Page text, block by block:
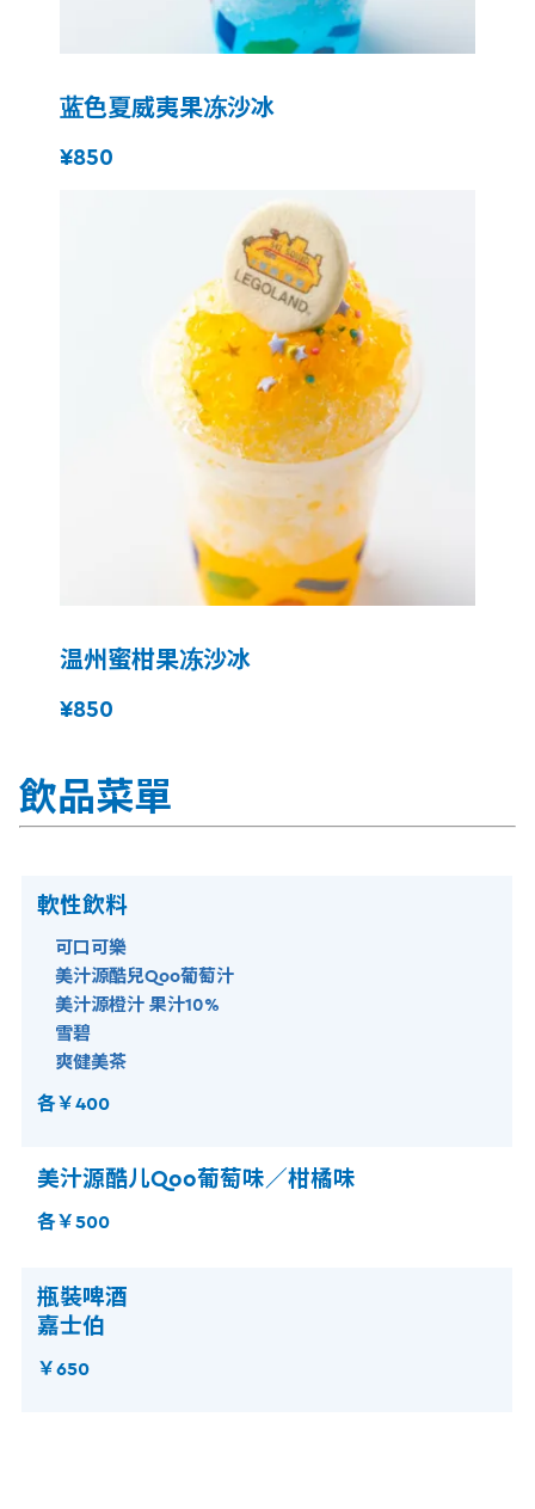
蓝色夏威夷果冻沙冰
¥850
温州蜜柑果冻沙冰
¥850
飲品菜單
軟性飲料
可口可樂
美汁源酷兒Qoo葡萄汁
美汁源橙汁 果汁10%
雪碧
爽健美茶
各￥400
美汁源酷儿Qoo葡萄味／柑橘味
各￥500
瓶裝啤酒
嘉士伯
￥650